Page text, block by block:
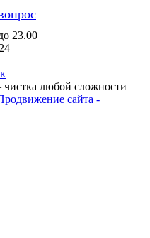
23.00
любой сложности
сайта -